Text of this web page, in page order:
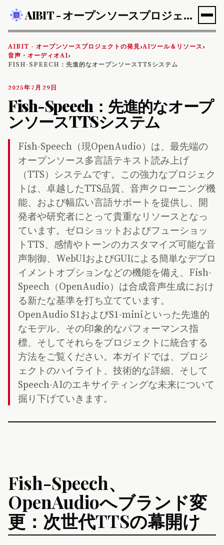
AIBIT - オープンソースプロジェクトの発見
AIBIT - オープンソースプロジェクトの発見›AIツール＆リソース›
音声・オーディオAI›
FISH-SPEECH：先進的なオープンソースTTSシステム
2025年7月29日
Fish-Speech：先進的なオープ
ンソースTTSシステム
Fish-Speech（現OpenAudio）は、最先端の
オープンソース多言語テキスト読み上げ
（TTS）システムです。この強力なプロジェク
トは、卓越したTTS品質、音声クローニング機
能、および幅広い言語サポートを提供し、開
発者や研究者にとって貴重なリソースとなっ
ています。ゼロショットおよびフューショッ
トTTS、感情やトーンのカスタマイズ可能な音
声制御、WebUIおよびGUIによる簡単なデプロ
イメントオプションなどの機能を備え、Fish-
Speech（OpenAudio）は合成音声生成におけ
る新たな基準を打ち立てています。
OpenAudio S1およびS1-miniといった先進的
なモデル、その印象的なパフォーマンス指
標、そしてそれらをプロジェクトに統合する
方法をご覧ください。本ガイドでは、プロジ
ェクトのハイライト、技術的な詳細、そして
Speech-AIのエキサイティングな未来について
掘り下げていきます。
Fish-Speech、
OpenAudioへブランド変
更：次世代TTSの幕開け